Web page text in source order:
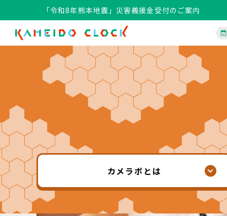
「令和8年熊本地震」災害義援金受付のご案内
「令和8年熊本地震」災害義援金受付のご案内
カメラボとは